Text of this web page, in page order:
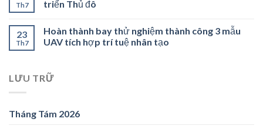
Th7 triển Thủ đô
23
Th7
Hoàn thành bay thử nghiệm thành công 3 mẫu
UAV tích hợp trí tuệ nhân tạo
LƯU TRỮ
Tháng Tám 2026